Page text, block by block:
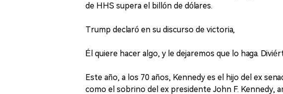
de HHS supera el billón de dólares.
Trump declaró en su discurso de victoria,
Él quiere hacer algo, y le dejaremos que lo haga.
Este año, a los 70 años, Kennedy es el hijo del ex
como el sobrino del ex presidente John F. Kennedy,